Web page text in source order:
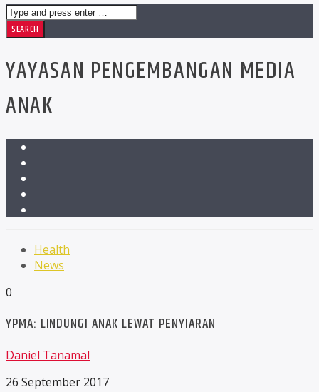
YAYASAN PENGEMBANGAN MEDIA
ANAK
Health
News
0
YPMA: LINDUNGI ANAK LEWAT PENYIARAN
Daniel Tanamal
26 September 2017